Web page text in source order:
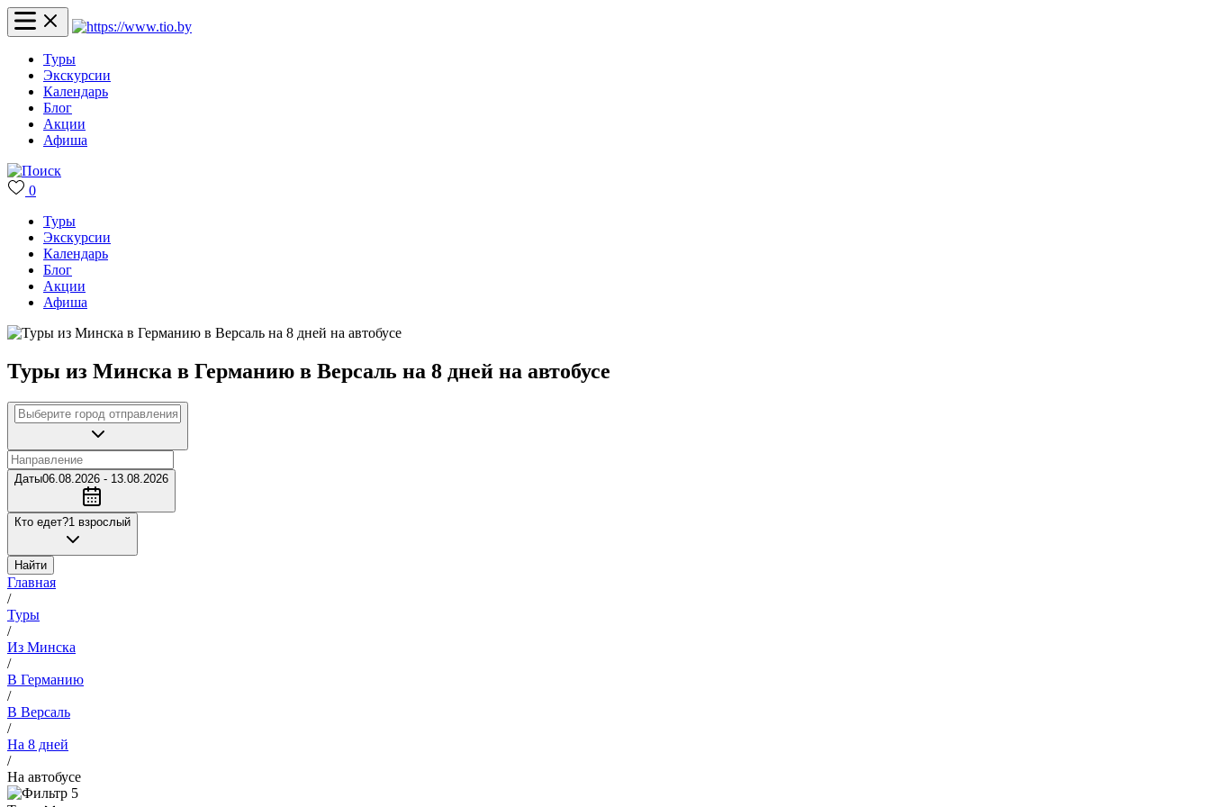
Туры
Экскурсии
Календарь
Блог
Акции
Афиша
0
Туры
Экскурсии
Календарь
Блог
Акции
Афиша
Туры из Минска в Германию в Версаль на 8 дней на автобусе
Даты06.08.2026 - 13.08.2026
Кто едет?1 взрослый
Найти
Главная
/
Туры
/
Из Минска
/
В Германию
/
В Версаль
/
На 8 дней
/
На автобусе
5